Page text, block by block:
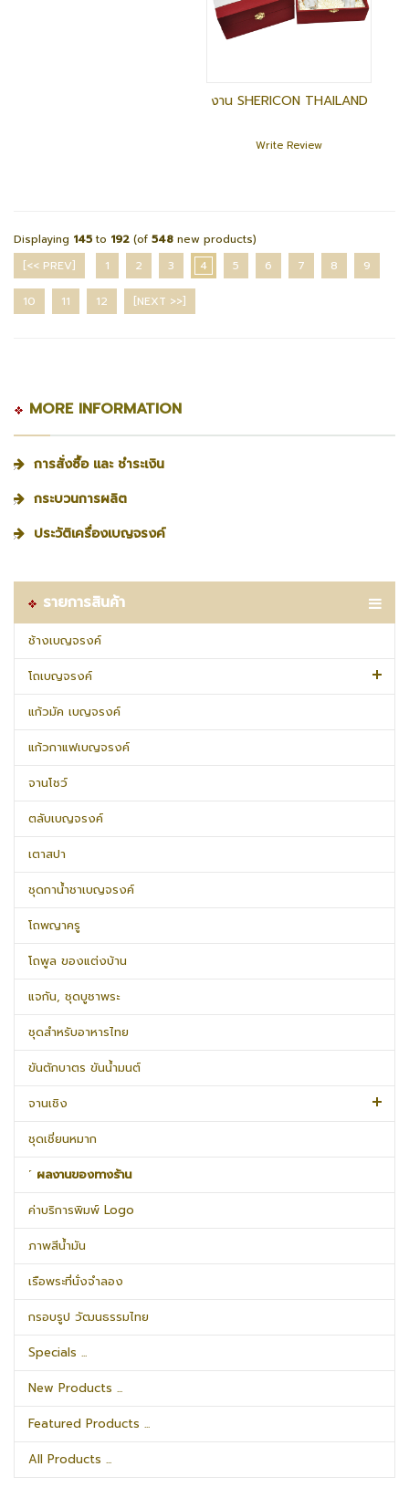
งาน SHERICON THAILAND
Write Review
Displaying 145 to 192 (of 548 new products)
[<< PREV]
1 2 3 4 5 6 7 8 9
10 11 12 [NEXT >>]
MORE INFORMATION
การสั่งซื้อ และ ชำระเงิน
กระบวนการผลิต
ประวัติเครื่องเบญจรงค์
รายการสินค้า
ช้างเบญจรงค์
โถเบญจรงค์
แก้วมัค เบญจรงค์
แก้วกาแฟเบญจรงค์
จานโชว์
ตลับเบญจรงค์
เตาสปา
ชุดกาน้ำชาเบญจรงค์
โถพญาครู
โถพูล ของแต่งบ้าน
แจกัน, ชุดบูชาพระ
ชุดสำหรับอาหารไทย
ขันตักบาตร ขันน้ำมนต์
จานเชิง
ชุดเชี่ยนหมาก
˹ ผลงานของทางร้าน
ค่าบริการพิมพ์ Logo
ภาพสีน้ำมัน
เรือพระที่นั่งจำลอง
กรอบรูป วัฒนธรรมไทย
Specials ...
New Products ...
Featured Products ...
All Products ...